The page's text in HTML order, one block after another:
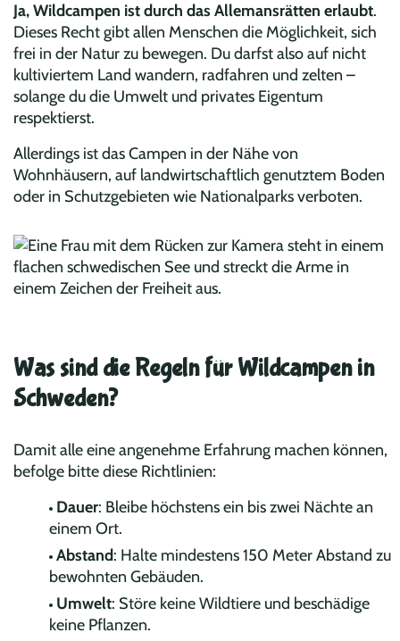
Ja, Wildcampen ist durch das Allemansrätten erlaubt.
Dieses Recht gibt allen Menschen die Möglichkeit, sich
frei in der Natur zu bewegen. Du darfst also auf nicht
kultiviertem Land wandern, radfahren und zelten –
solange du die Umwelt und privates Eigentum
respektierst.
Allerdings ist das Campen in der Nähe von
Wohnhäusern, auf landwirtschaftlich genutztem Boden
oder in Schutzgebieten wie Nationalparks verboten.
Was sind die Regeln für Wildcampen in
Schweden?
Damit alle eine angenehme Erfahrung machen können,
befolge bitte diese Richtlinien:
Dauer: Bleibe höchstens ein bis zwei Nächte an
einem Ort.
Abstand: Halte mindestens 150 Meter Abstand zu
bewohnten Gebäuden.
Umwelt: Störe keine Wildtiere und beschädige
keine Pflanzen.